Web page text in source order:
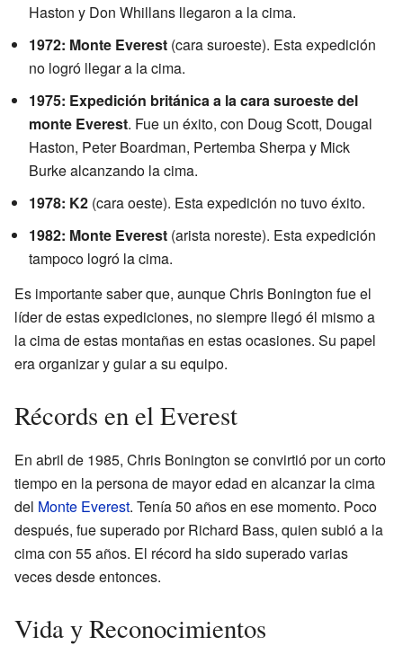
Haston y Don Whillans llegaron a la cima.
1972: Monte Everest (cara suroeste). Esta expedición
no logró llegar a la cima.
1975: Expedición británica a la cara suroeste del
monte Everest. Fue un éxito, con Doug Scott, Dougal
Haston, Peter Boardman, Pertemba Sherpa y Mick
Burke alcanzando la cima.
1978: K2 (cara oeste). Esta expedición no tuvo éxito.
1982: Monte Everest (arista noreste). Esta expedición
tampoco logró la cima.
Es importante saber que, aunque Chris Bonington fue el
líder de estas expediciones, no siempre llegó él mismo a
la cima de estas montañas en estas ocasiones. Su papel
era organizar y guiar a su equipo.
Récords en el Everest
En abril de 1985, Chris Bonington se convirtió por un corto
tiempo en la persona de mayor edad en alcanzar la cima
del Monte Everest. Tenía 50 años en ese momento. Poco
después, fue superado por Richard Bass, quien subió a la
cima con 55 años. El récord ha sido superado varias
veces desde entonces.
Vida y Reconocimientos